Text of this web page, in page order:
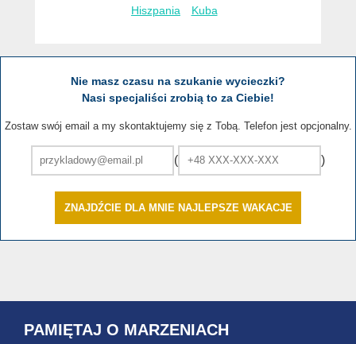
Hiszpania Kuba
Nie masz czasu na szukanie wycieczki?
Nasi specjaliści zrobią to za Ciebie!
Zostaw swój email a my skontaktujemy się z Tobą. Telefon jest opcjonalny.
( )
ZNAJDŹCIE DLA MNIE NAJLEPSZE WAKACJE
PAMIĘTAJ O MARZENIACH